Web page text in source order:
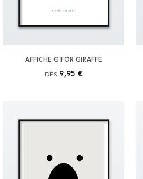
AFFICHE G FOR GIRAFFE
DÈS 9,95 €